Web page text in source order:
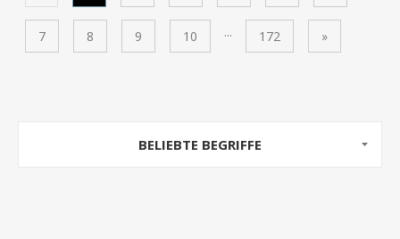
7 8 9 10 ... 172 »
BELIEBTE BEGRIFFE